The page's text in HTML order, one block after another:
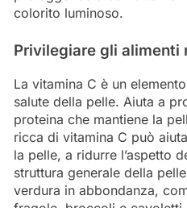
colorito luminoso.
Privilegiare gli alimenti
La vitamina C è un
salute della pelle. Aiuta a
proteina che mantiene la
ricca di vitamina C può
la pelle, a ridurre l’aspetto
struttura generale della
verdura in abbondanza,